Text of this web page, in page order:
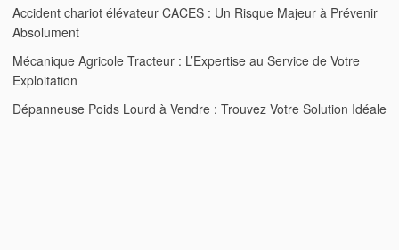
Accident chariot élévateur CACES : Un Risque Majeur à Prévenir
Absolument
Mécanique Agricole Tracteur : L’Expertise au Service de Votre
Exploitation
Dépanneuse Poids Lourd à Vendre : Trouvez Votre Solution Idéale